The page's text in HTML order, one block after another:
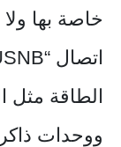
خاصة بها
الطاقة مثل
ووحدات